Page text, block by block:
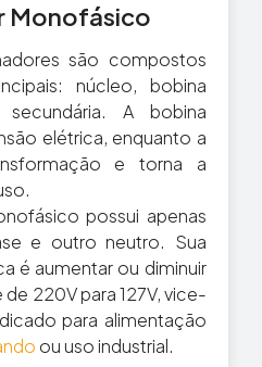
Monofásico
são compostos
núcleo, bobina
A bobina
elétrica, enquanto a
e torna a
possui apenas
e outro neutro. Sua
é aumentar ou diminuir
220V para 127V, vice-
para alimentação
ou uso industrial.